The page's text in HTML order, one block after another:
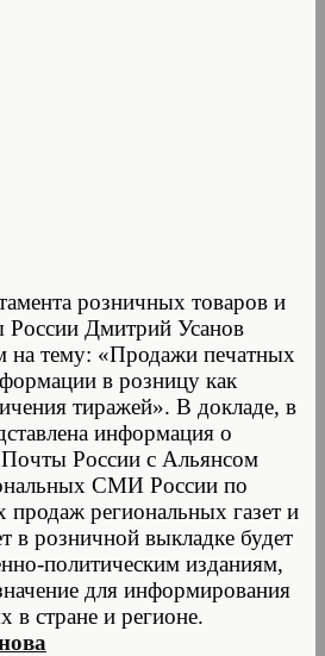
розничных товаров и
России Дмитрий Усанов
на тему: «Продажи печатных
в розницу как
тиражей». В докладе, в
информация о
Почты России с Альянсом
СМИ России по
региональных газет и
в розничной выкладке будет
политическим изданиям,
для информирования
в стране и регионе.